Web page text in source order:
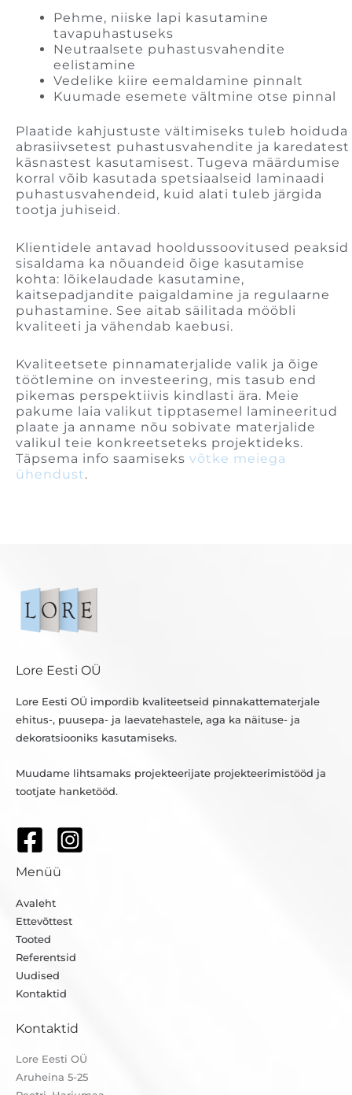
Pehme, niiske lapi kasutamine
tavapuhastuseks
Neutraalsete puhastusvahendite
eelistamine
Vedelike kiire eemaldamine pinnalt
Kuumade esemete vältmine otse pinnal
Plaatide kahjustuste vältimiseks tuleb hoiduda
abrasiivsetest puhastusvahendite ja karedatest
käsnastest kasutamisest. Tugeva määrdumise
korral võib kasutada spetsiaalseid laminaadi
puhastusvahendeid, kuid alati tuleb järgida
tootja juhiseid.
Klientidele antavad hooldussoovitused peaksid
sisaldama ka nõuandeid õige kasutamise
kohta: lõikelaudade kasutamine,
kaitsepadjandite paigaldamine ja regulaarne
puhastamine. See aitab säilitada mööbli
kvaliteeti ja vähendab kaebusi.
Kvaliteetsete pinnamaterjalide valik ja õige
töötlemine on investeering, mis tasub end
pikemas perspektiivis kindlasti ära. Meie
pakume laia valikut tipptasemel lamineeritud
plaate ja anname nõu sobivate materjalide
valikul teie konkreetseteks projektideks.
Täpsema info saamiseks võtke meiega
ühendust .
Lore Eesti OÜ
Lore Eesti OÜ impordib kvaliteetseid pinnakattematerjale
ehitus-, puusepa- ja laevatehastele, aga ka näituse- ja
dekoratsiooniks kasutamiseks.
Muudame lihtsamaks projekteerijate projekteerimistööd ja
tootjate hanketööd.
Menüü
Avaleht
Ettevõttest
Tooted
Referentsid
Uudised
Kontaktid
Kontaktid
Lore Eesti OÜ
Aruheina 5-25